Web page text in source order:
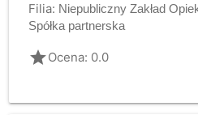
Filia: Niepubliczny Zakład
Spółka partnerska
gradeOcena: 0.0